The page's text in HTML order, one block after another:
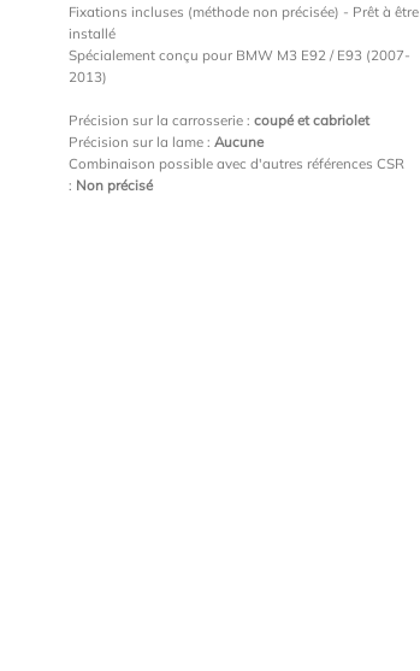
Fixations incluses (méthode non précisée) - Prêt à être
installé
Spécialement conçu pour BMW M3 E92 / E93 (2007-
2013)
Précision sur la carrosserie : coupé et cabriolet
Précision sur la lame : Aucune
Combinaison possible avec d'autres références CSR
: Non précisé